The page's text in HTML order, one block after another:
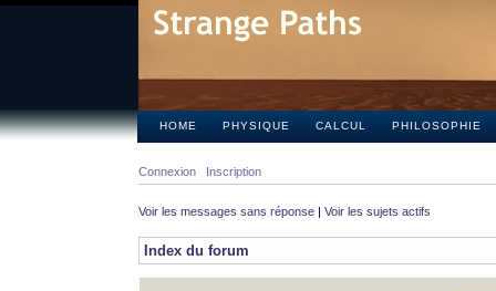
HOME PHYSIQUE CALCUL PHILOSOPHIE
Connexion Inscription
Voir les messages sans réponse | Voir les sujets actifs
Index du forum